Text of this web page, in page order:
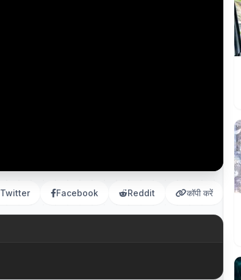
Twitter Facebook Reddit कॉपी करें